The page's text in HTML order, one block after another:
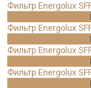
Фильтр Energolux
Фильтр Energolux
Фильтр Energolux
Фильтр Energolux